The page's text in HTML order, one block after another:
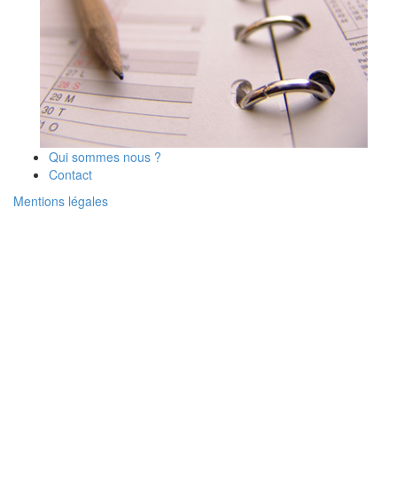
Qui sommes nous ?
Contact
Mentions légales